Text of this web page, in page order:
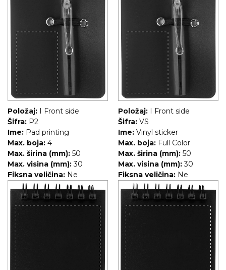
RADNA OPREMA
Položaj: I Front side
Šifra: P2
Ime: Pad printing
Max. boja: 4
Max. širina (mm): 50
Max. visina (mm): 30
Fiksna veličina: Ne
Položaj: I Front side
Šifra: VS
Ime: Vinyl sticker
Max. boja: Full Color
Max. širina (mm): 50
Max. visina (mm): 30
Fiksna veličina: Ne